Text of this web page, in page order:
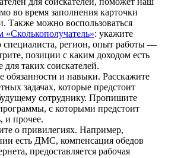
во время заполнения карточки
Также можно воспользоваться
«Сколькополучатель»: укажите
специалиста, регион, опыт работы —
позиции с каким доходом есть
для таких соискателей.
обязанности и навыки. Расскажите
задачах, которые предстоит
сотруднику. Пропишите
с которыми предстоит
и прочее.
о привилегиях. Например,
есть ДМС, компенсация обедов
предоставляется рабочая